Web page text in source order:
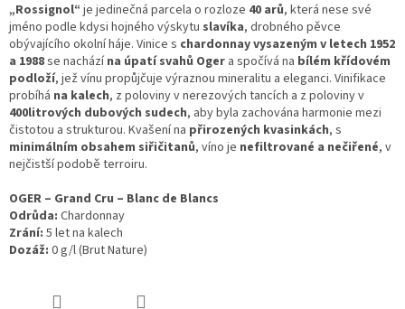
„Rossignol“ je jedinečná parcela o rozloze 40 arů, která nese své
jméno podle kdysi hojného výskytu slavíka, drobného pěvce
obývajícího okolní háje. Vinice s chardonnay vysazeným v letech 1952
a 1988se nacházína úpatí svahů Oger a spočívá na bílém křídovém
podloží, jež vínu propůjčuje výraznou mineralitu a eleganci. Vinifikace
probíhá na kalech, z poloviny v nerezových tancích a z poloviny v
400litrových dubových sudech, aby byla zachována harmonie mezi
čistotou a strukturou. Kvašení na přirozených kvasinkách, s
minimálním obsahem siřičitanů, víno je nefiltrované a nečiřené, v
nejčistší podobě terroiru.
OGER – Grand Cru – Blanc de Blancs
Odrůda: Chardonnay
Zrání: 5 let na kalech
Dozáž: 0 g/l (Brut Nature)